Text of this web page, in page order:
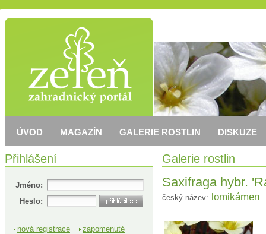
Galerie rostlin
Saxifraga hybr.
český název: lomikámen
Přihlášení
Jméno:
Heslo:
nová registrace
zapomenuté
ÚVOD MAGAZÍN GALERIE ROSTLIN DISKUZE